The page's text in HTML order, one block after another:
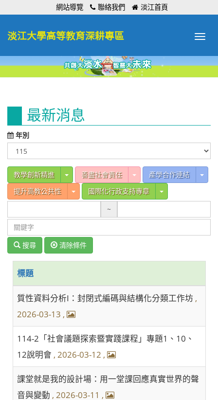
網站導覽 聯絡我們 淡江首頁
Toggle
淡江大學高等教育深耕專區
最新消息
年別
教學創新精進 Toggle Dropdown
善盡社會責任 Toggle Dropdown
產學合作連結
提升高教公共性
Toggle Dropdown
國際化行政支持專章
Toggle
~
搜尋 清除條件
標題
質性資料分析I：封閉式編碼與結構化分類工作坊 ,
2026-03-13 ,
114-2「社會議題探索暨實踐課程」專題1、10、
12說明會 , 2026-03-12 ,
課堂就是我的設計場：用一堂課回應真實世界的聲
音與變動 , 2026-03-11 ,